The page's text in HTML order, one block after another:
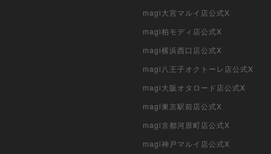
magi大宮マルイ店公式X
magi柏モディ店公式X
magi横浜西口店公式X
magi八王子オクトーレ店公式X
magi大阪オタロード店公式X
magi東京駅前店公式X
magi京都河原町店公式X
magi神戸マルイ店公式X